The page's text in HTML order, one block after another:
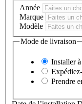
Année
Marque
Modèle
Mode de livraison
Installer
Prendre